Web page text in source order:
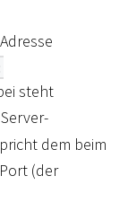
steht
dem beim
(der